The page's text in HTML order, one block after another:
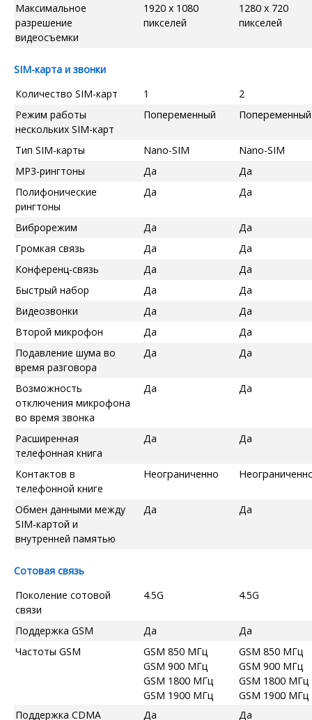
Максимальное
разрешение
видеосъемки
1920 x 1080
пикселей
1280 x 720
пикселей
SIM-карта и звонки
Количество SIM-карт
1
2
Режим работы
нескольких SIM-карт
Попеременный Попеременный
Тип SIM-карты Nano-SIM
Nano-SIM
MP3-рингтоны
Да
Да
Полифонические
рингтоны
Да Да
Виброрежим Да
Да
Громкая связь
Да
Да
Конференц-связь
Да
Да
Быстрый набор
Да
Да
Видеозвонки
Да
Да
Второй микрофон
Да
Да
Подавление шума во
время разговора
Да Да
Возможность
отключения микрофона
во время звонка
Да Да
Расширенная
телефонная книга
Да Да
Контактов в
телефонной книге
Неограниченно
Обмен данными между
SIM-картой и
внутренней памятью
Да Да
Сотовая связь
Поколение сотовой
связи
4.5G 4.5G
Поддержка GSM Да
Да
Частоты GSM
GSM 850 МГц
GSM 900 МГц
GSM 1800 МГц
GSM 1900 МГц
GSM 850 МГц
GSM 900 МГц
GSM 1800 МГц
GSM 1900 МГц
Поддержка CDMA
Да Да